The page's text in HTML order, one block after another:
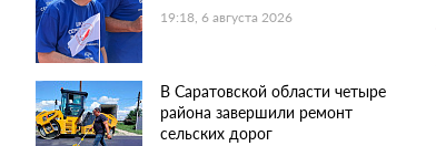
19:18, 6 августа 2026
В Саратовской области четыре
района завершили ремонт
сельских дорог